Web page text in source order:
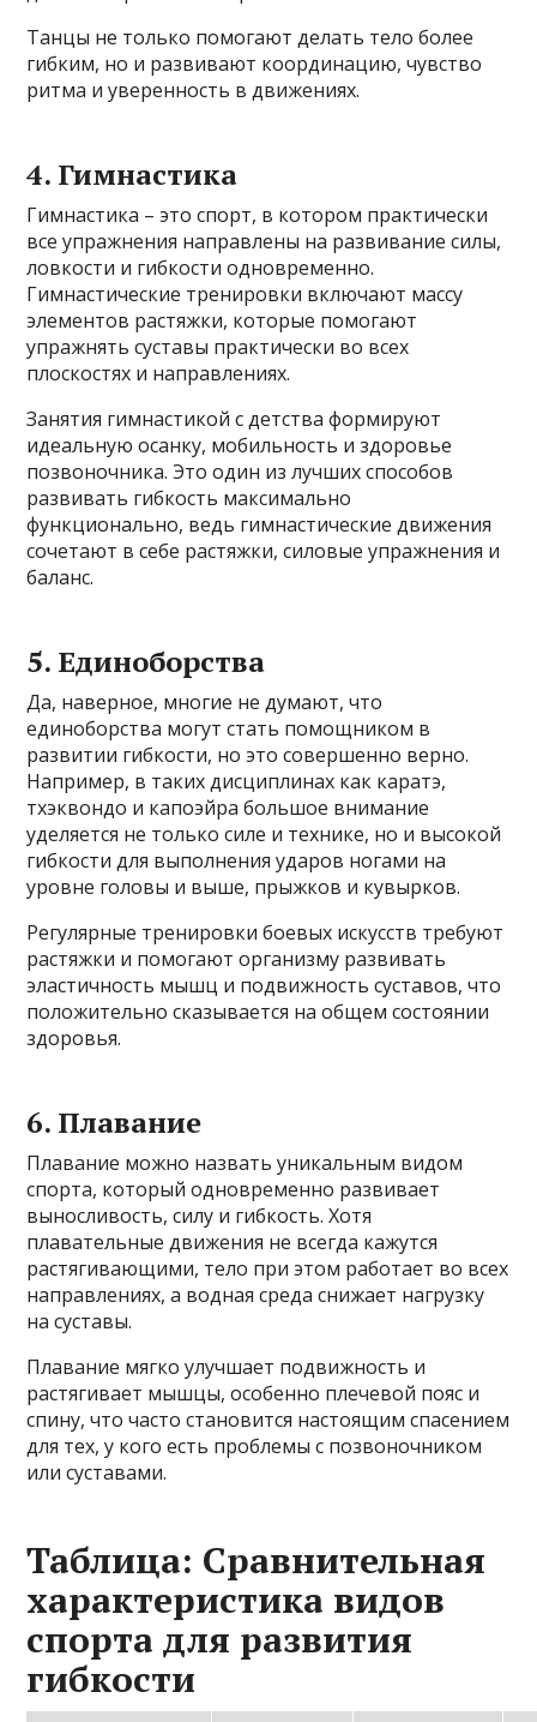
Танцы не только помогают делать тело более
гибким, но и развивают координацию, чувство
ритма и уверенность в движениях.
4. Гимнастика
Гимнастика – это спорт, в котором практически
все упражнения направлены на развивание силы,
ловкости и гибкости одновременно.
Гимнастические тренировки включают массу
элементов растяжки, которые помогают
упражнять суставы практически во всех
плоскостях и направлениях.
Занятия гимнастикой с детства формируют
идеальную осанку, мобильность и здоровье
позвоночника. Это один из лучших способов
развивать гибкость максимально
функционально, ведь гимнастические движения
сочетают в себе растяжки, силовые упражнения и
баланс.
5. Единоборства
Да, наверное, многие не думают, что
единоборства могут стать помощником в
развитии гибкости, но это совершенно верно.
Например, в таких дисциплинах как каратэ,
тхэквондо и капоэйра большое внимание
уделяется не только силе и технике, но и высокой
гибкости для выполнения ударов ногами на
уровне головы и выше, прыжков и кувырков.
Регулярные тренировки боевых искусств требуют
растяжки и помогают организму развивать
эластичность мышц и подвижность суставов, что
положительно сказывается на общем состоянии
здоровья.
6. Плавание
Плавание можно назвать уникальным видом
спорта, который одновременно развивает
выносливость, силу и гибкость. Хотя
плавательные движения не всегда кажутся
растягивающими, тело при этом работает во всех
направлениях, а водная среда снижает нагрузку
на суставы.
Плавание мягко улучшает подвижность и
растягивает мышцы, особенно плечевой пояс и
спину, что часто становится настоящим спасением
для тех, у кого есть проблемы с позвоночником
или суставами.
Таблица: Сравнительная
характеристика видов
спорта для развития
гибкости